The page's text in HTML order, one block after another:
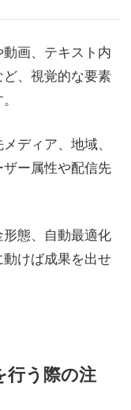
画、テキスト内
、視覚的な要素
ディア、地域、
ー属性や配信先
態、自動最適化
けば成果を出せ
行う際の注